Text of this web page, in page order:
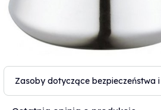
Zasoby dotyczące bezpieczeństwa